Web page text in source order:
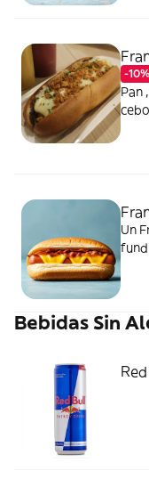
-10%
Pan
Un
Bebidas Sin